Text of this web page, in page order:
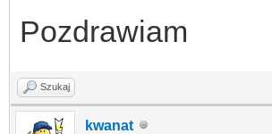
Pozdrawiam
Szukaj
kwanat